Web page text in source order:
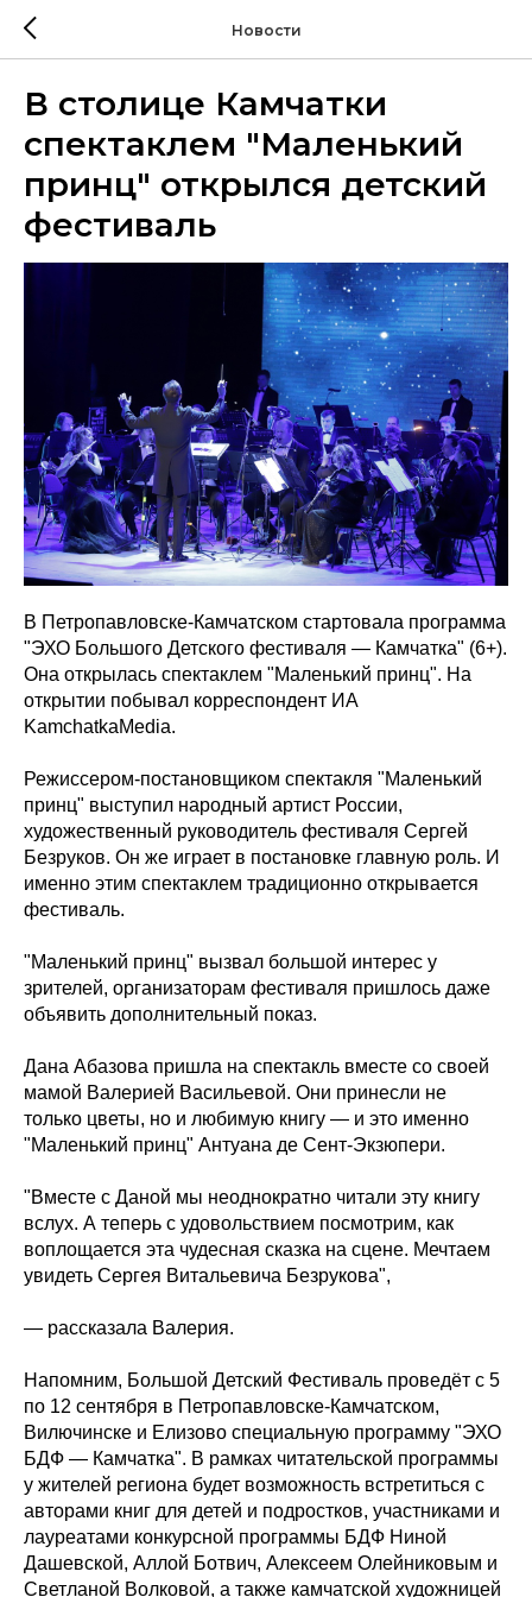
Новости
В столице Камчатки
спектаклем "Маленький
принц" открылся детский
фестиваль
В Петропавловске-Камчатском стартовала программа
"ЭХО Большого Детского фестиваля — Камчатка" (6+).
Она открылась спектаклем "Маленький принц". На
открытии побывал корреспондент ИА
KamchatkaMedia.
Режиссером-постановщиком спектакля "Маленький
принц" выступил народный артист России,
художественный руководитель фестиваля Сергей
Безруков. Он же играет в постановке главную роль. И
именно этим спектаклем традиционно открывается
фестиваль.
"Маленький принц" вызвал большой интерес у
зрителей, организаторам фестиваля пришлось даже
объявить дополнительный показ.
Дана Абазова пришла на спектакль вместе со своей
мамой Валерией Васильевой. Они принесли не
только цветы, но и любимую книгу — и это именно
"Маленький принц" Антуана де Сент-Экзюпери.
"Вместе с Даной мы неоднократно читали эту книгу
вслух. А теперь с удовольствием посмотрим, как
воплощается эта чудесная сказка на сцене. Мечтаем
увидеть Сергея Витальевича Безрукова",
— рассказала Валерия.
Напомним, Большой Детский Фестиваль проведёт с 5
по 12 сентября в Петропавловске-Камчатском,
Вилючинске и Елизово специальную программу "ЭХО
БДФ — Камчатка". В рамках читательской программы
у жителей региона будет возможность встретиться с
авторами книг для детей и подростков, участниками и
лауреатами конкурсной программы БДФ Ниной
Дашевской, Аллой Ботвич, Алексеем Олейниковым и
Светланой Волковой, а также камчатской художницей